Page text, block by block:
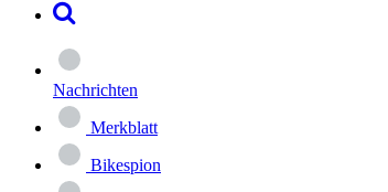
Nachrichten
Merkblatt
Bikespion